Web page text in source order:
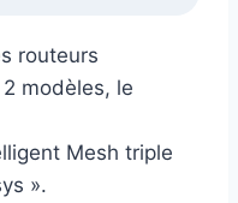
routeurs
modèles, le
Mesh triple
».